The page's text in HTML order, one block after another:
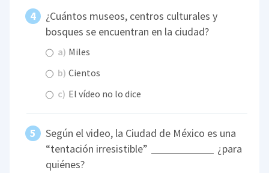
¿Cuántos museos, centros culturales y
bosques se encuentran en la ciudad?
a) Miles
b) Cientos
c) El vídeo no lo dice
Según el video, la Ciudad de México es una
“tentación irresistible”
¿para
quiénes?